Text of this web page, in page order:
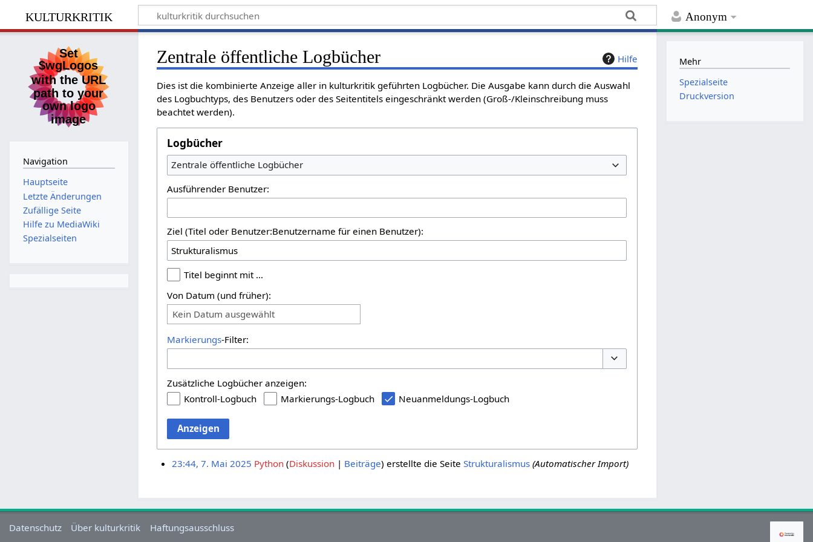
Anonym
kulturkritik
Hilfe
Zentrale öffentliche Logbücher
Dies ist die kombinierte Anzeige aller in kulturkritik geführten Logbücher. Die Ausgabe kann durch die Auswahl
des Logbuchtyps, des Benutzers oder des Seitentitels eingeschränkt werden (Groß-/Kleinschreibung muss
beachtet werden).
Logbücher
Zentrale öffentliche Logbücher
Ausführender Benutzer:
Ziel (Titel oder Benutzer:Benutzername für einen Benutzer):
Titel beginnt mit …
Von Datum (und früher):
Kein Datum ausgewählt
Markierungs-Filter:
Zusätzliche Logbücher anzeigen:
Kontroll-Logbuch
Markierungs-Logbuch Neuanmeldungs-Logbuch
Anzeigen
23:44, 7. Mai 2025 Python Diskussion Beiträge erstellte die Seite Strukturalismus (Automatischer Import)
Navigation
Hauptseite
Letzte Änderungen
Zufällige Seite
Hilfe zu MediaWiki
Spezialseiten
Mehr
Spezialseite
Druckversion
Datenschutz Über kulturkritik Haftungsausschluss